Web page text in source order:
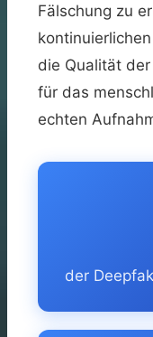
Fälschung zu
die Qualität
für das
echten
der